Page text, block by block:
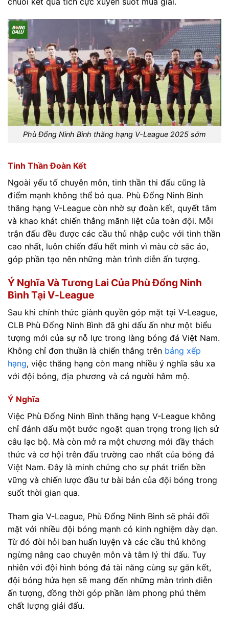
Phù Đổng Ninh Bình thăng hạng V-League 2025 sớm
Tinh Thần Đoàn Kết
Ngoài yếu tố chuyên môn, tinh thần thi đấu cũng là
điểm mạnh không thể bỏ qua. Phù Đổng Ninh Bình
thăng hạng V-League còn nhờ sự đoàn kết, quyết tâm
và khao khát chiến thắng mãnh liệt của toàn đội. Mỗi
trận đấu đều được các cầu thủ nhập cuộc với tinh thần
cao nhất, luôn chiến đấu hết mình vì màu cờ sắc áo,
góp phần tạo nên những màn trình diễn ấn tượng.
Ý Nghĩa Và Tương Lai Của Phù Đổng Ninh
Bình Tại V-League
Sau khi chính thức giành quyền góp mặt tại V-League,
CLB Phù Đổng Ninh Bình đã ghi dấu ấn như một biểu
tượng mới của sự nỗ lực trong làng bóng đá Việt Nam.
Không chỉ đơn thuần là chiến thắng trên bảng xếp
hạng, việc thăng hạng còn mang nhiều ý nghĩa sâu xa
với đội bóng, địa phương và cả người hâm mộ.
Ý Nghĩa
Việc Phù Đổng Ninh Bình thăng hạng V-League không
chỉ đánh dấu một bước ngoặt quan trọng trong lịch sử
câu lạc bộ. Mà còn mở ra một chương mới đầy thách
thức và cơ hội trên đấu trường cao nhất của bóng đá
Việt Nam. Đây là minh chứng cho sự phát triển bền
vững và chiến lược đầu tư bài bản của đội bóng trong
suốt thời gian qua.
Tham gia V-League, Phù Đổng Ninh Bình sẽ phải đối
mặt với nhiều đội bóng mạnh có kinh nghiệm dày dạn.
Từ đó đòi hỏi ban huấn luyện và các cầu thủ không
ngừng nâng cao chuyên môn và tâm lý thi đấu. Tuy
nhiên với đội hình bóng đá tài năng cùng sự gắn kết,
đội bóng hứa hẹn sẽ mang đến những màn trình diễn
ấn tượng, đồng thời góp phần làm phong phú thêm
chất lượng giải đấu.